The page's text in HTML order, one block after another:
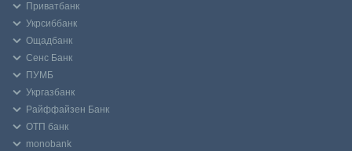
Приватбанк
Укрсиббанк
Ощадбанк
Сенс Банк
ПУМБ
Укргазбанк
Райффайзен Банк
ОТП банк
monobank